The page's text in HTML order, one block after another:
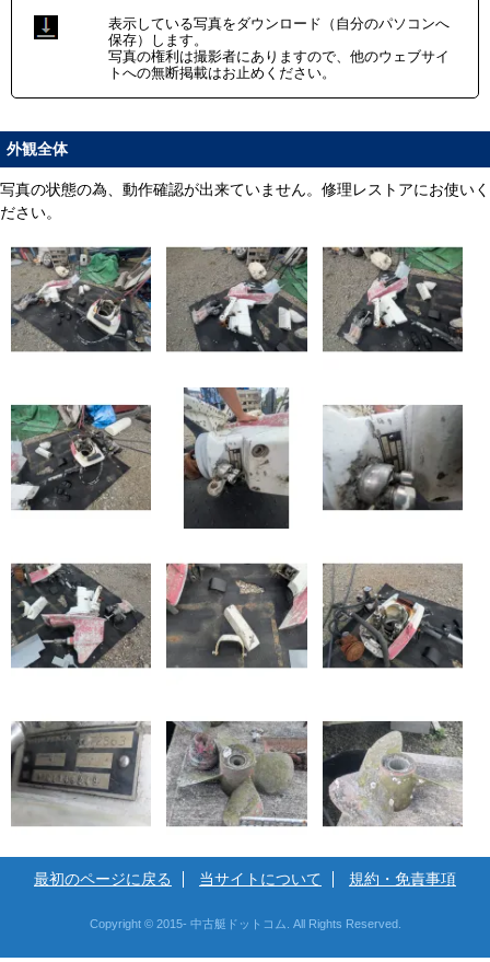
表示している写真をダウンロード（自分のパソコンへ
保存）します。
写真の権利は撮影者にありますので、他のウェブサイ
トへの無断掲載はお止めください。
外観全体
写真の状態の為、動作確認が出来ていません。修理レストアにお使いく
ださい。
最初のページに戻る 当サイトについて 規約・免責事項
Copyright © 2015- 中古艇ドットコム. All Rights Reserved.